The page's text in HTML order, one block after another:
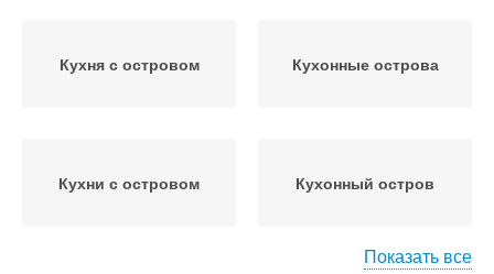
Кухня с островом Кухонные острова
Кухни с островом Кухонный остров
Показать все